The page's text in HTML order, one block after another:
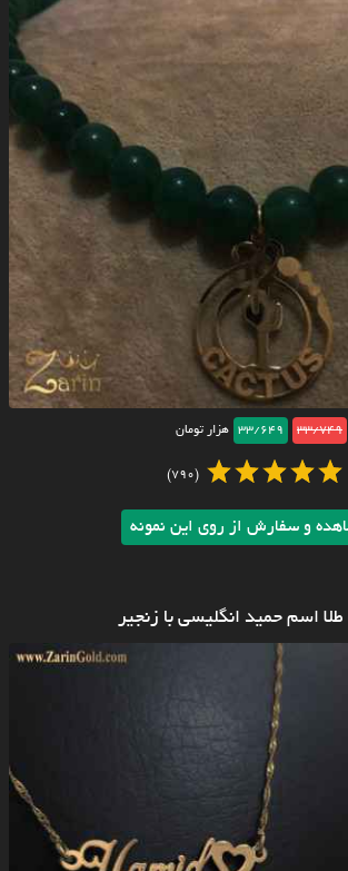
33/749
33/649 هزار تومان
(790)
و سفارش از روی این نمونه
طلا اسم حمید انگلیسی با زنجیر